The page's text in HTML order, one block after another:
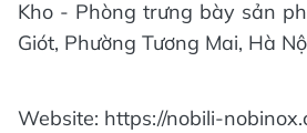
Kho - Phòng trưng bày sản
Giót, Phường Tương Mai, Hà
Website: https://nobili-